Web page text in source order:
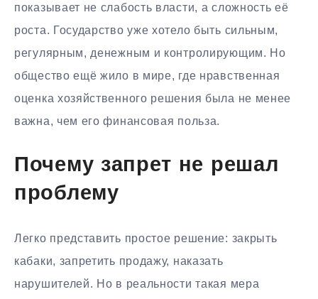
показывает не слабость власти, а сложность её
роста. Государство уже хотело быть сильным,
регулярным, денежным и контролирующим. Но
общество ещё жило в мире, где нравственная
оценка хозяйственного решения была не менее
важна, чем его финансовая польза.
Почему запрет не решал
проблему
Легко представить простое решение: закрыть
кабаки, запретить продажу, наказать
нарушителей. Но в реальности такая мера